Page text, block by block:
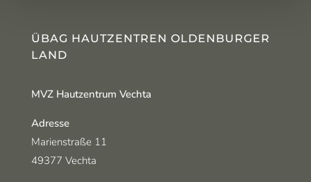
ÜBAG HAUTZENTREN OLDENBURGER
LAND
MVZ Hautzentrum Vechta
Adresse
Marienstraße 11
49377 Vechta